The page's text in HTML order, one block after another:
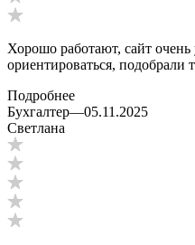
Хорошо работают, сайт
ориентироваться,
Подробнее
Бухгалтер—05.11.2025
Светлана